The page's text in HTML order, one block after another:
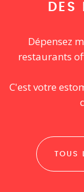
DES
Dépensez
restaurants
C'est votre
TOUS